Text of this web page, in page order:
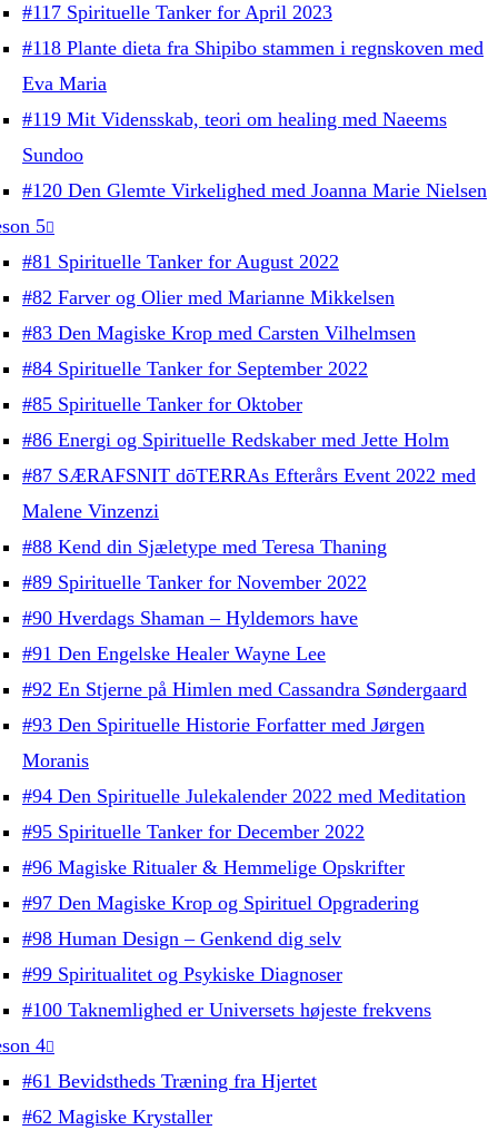
#117 Spirituelle Tanker for April 2023
#118 Plante dieta fra Shipibo stammen i regnskoven med
Eva Maria
#119 Mit Vidensskab, teori om healing med Naeems
Sundoo
#120 Den Glemte Virkelighed med Joanna Marie Nielsen
5
#81 Spirituelle Tanker for August 2022
#82 Farver og Olier med Marianne Mikkelsen
#83 Den Magiske Krop med Carsten Vilhelmsen
#84 Spirituelle Tanker for September 2022
#85 Spirituelle Tanker for Oktober
#86 Energi og Spirituelle Redskaber med Jette Holm
#87 SÆRAFSNIT dōTERRAs Efterårs Event 2022 med
Malene Vinzenzi
#88 Kend din Sjæletype med Teresa Thaning
#89 Spirituelle Tanker for November 2022
#90 Hverdags Shaman – Hyldemors have
#91 Den Engelske Healer Wayne Lee
#92 En Stjerne på Himlen med Cassandra Søndergaard
#93 Den Spirituelle Historie Forfatter med Jørgen
Moranis
#94 Den Spirituelle Julekalender 2022 med Meditation
#95 Spirituelle Tanker for December 2022
#96 Magiske Ritualer & Hemmelige Opskrifter
#97 Den Magiske Krop og Spirituel Opgradering
#98 Human Design – Genkend dig selv
#99 Spiritualitet og Psykiske Diagnoser
#100 Taknemlighed er Universets højeste frekvens
4
#61 Bevidstheds Træning fra Hjertet
#62 Magiske Krystaller